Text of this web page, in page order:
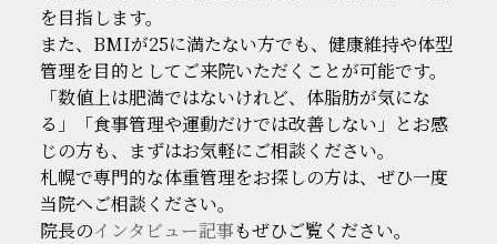
を目指します。
また、BMIが25に満たない方でも、健康維持や体型
管理を目的としてご来院いただくことが可能です。
「数値上は肥満ではないけれど、体脂肪が気にな
る」「食事管理や運動だけでは改善しない」とお感
じの方も、まずはお気軽にご相談ください。
札幌で専門的な体重管理をお探しの方は、ぜひ一度
当院へご相談ください。
院長のインタビュー記事もぜひご覧ください。